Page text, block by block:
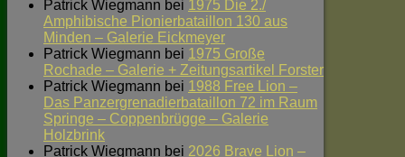
Patrick Wiegmann bei 1975 Die 2./
Amphibische Pionierbataillon 130 aus
Minden – Galerie Eickmeyer
Patrick Wiegmann bei 1975 Große
Rochade – Galerie + Zeitungsartikel Forster
Patrick Wiegmann bei 1988 Free Lion –
Das Panzergrenadierbataillon 72 im Raum
Springe – Coppenbrügge – Galerie
Holzbrink
Patrick Wiegmann bei 2026 Brave Lion –